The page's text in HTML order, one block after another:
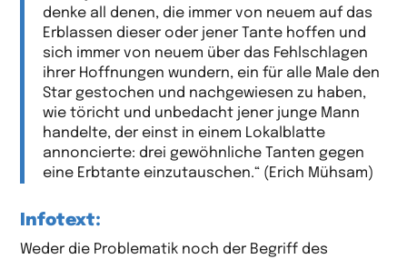
denke all denen, die immer von neuem auf das
Erblassen dieser oder jener Tante hoffen und
sich immer von neuem über das Fehlschlagen
ihrer Hoffnungen wundern, ein für alle Male den
Star gestochen und nachgewiesen zu haben,
wie töricht und unbedacht jener junge Mann
handelte, der einst in einem Lokalblatte
annoncierte: drei gewöhnliche Tanten gegen
eine Erbtante einzutauschen.“ (Erich Mühsam)
Infotext:
Weder die Problematik noch der Begriff des